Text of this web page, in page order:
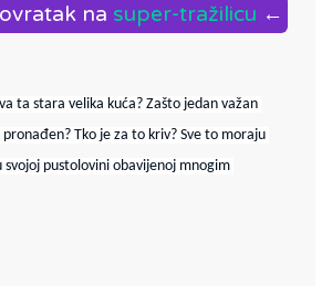
na super-tražilicu ←
ta stara velika kuća? Zašto jedan važan
pronađen? Tko je za to kriv? Sve to moraju
pustolovini obavijenoj mnogim